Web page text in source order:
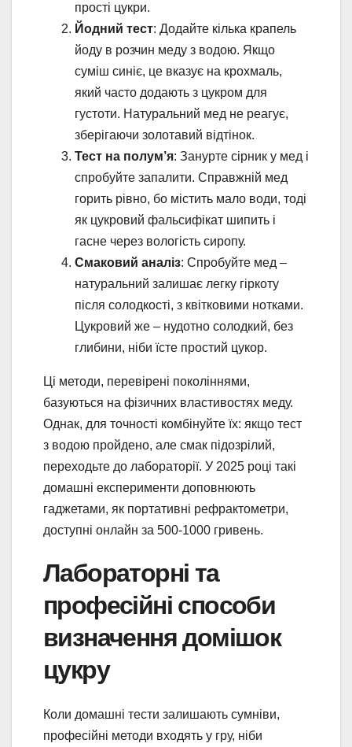
прості цукри.
Йодний тест: Додайте кілька крапель
йоду в розчин меду з водою. Якщо
суміш синіє, це вказує на крохмаль,
який часто додають з цукром для
густоти. Натуральний мед не реагує,
зберігаючи золотавий відтінок.
Тест на полум’я: Занурте сірник у мед і
спробуйте запалити. Справжній мед
горить рівно, бо містить мало води, тоді
як цукровий фальсифікат шипить і
гасне через вологість сиропу.
Смаковий аналіз: Спробуйте мед –
натуральний залишає легку гіркоту
після солодкості, з квітковими нотками.
Цукровий же – нудотно солодкий, без
глибини, ніби їсте простий цукор.
Ці методи, перевірені поколіннями,
базуються на фізичних властивостях меду.
Однак, для точності комбінуйте їх: якщо тест
з водою пройдено, але смак підозрілий,
переходьте до лабораторії. У 2025 році такі
домашні експерименти доповнюють
гаджетами, як портативні рефрактометри,
доступні онлайн за 500-1000 гривень.
Лабораторні та
професійні способи
визначення домішок
цукру
Коли домашні тести залишають сумніви,
професійні методи входять у гру, ніби